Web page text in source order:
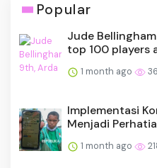
Popular
Jude
top 100 players
1 month ago
Implementasi
Menjadi
1 month ago